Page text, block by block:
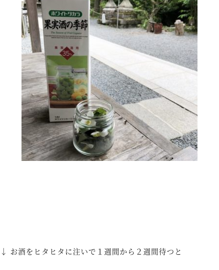
↓ お酒をヒタヒタに注いで１週間から２週間待つと